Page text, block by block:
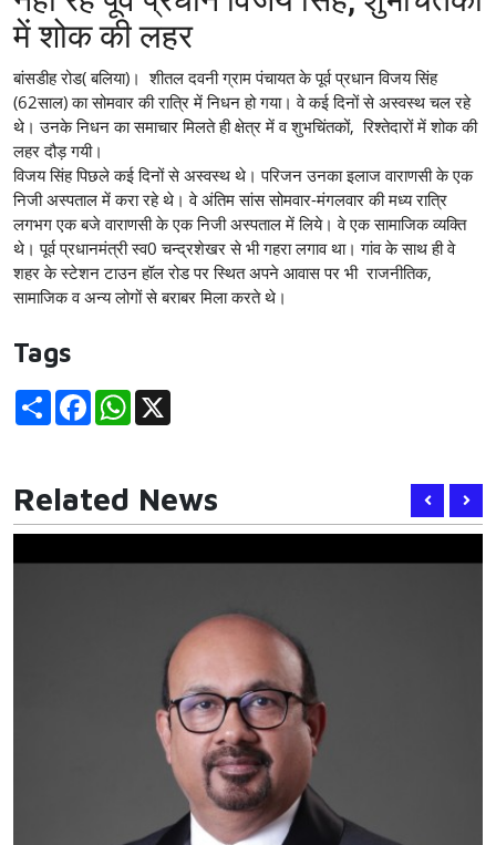
में शोक की लहर
बांसडीह रोड( बलिया)। शीतल दवनी ग्राम पंचायत के पूर्व प्रधान विजय सिंह
(62साल) का सोमवार की रात्रि में निधन हो गया। वे कई दिनों से अस्वस्थ चल रहे
थे। उनके निधन का समाचार मिलते ही क्षेत्र में व शुभचिंतकों, रिश्तेदारों में शोक की
लहर दौड़ गयी।
विजय सिंह पिछले कई दिनों से अस्वस्थ थे। परिजन उनका इलाज वाराणसी के एक
निजी अस्पताल में करा रहे थे। वे अंतिम सांस सोमवार-मंगलवार की मध्य रात्रि
लगभग एक बजे वाराणसी के एक निजी अस्पताल में लिये। वे एक सामाजिक व्यक्ति
थे। पूर्व प्रधानमंत्री स्व0 चन्द्रशेखर से भी गहरा लगाव था। गांव के साथ ही वे
शहर के स्टेशन टाउन हॉल रोड पर स्थित अपने आवास पर भी राजनीतिक,
सामाजिक व अन्य लोगों से बराबर मिला करते थे।
Tags
Share FacebookWhatsApp
Related News